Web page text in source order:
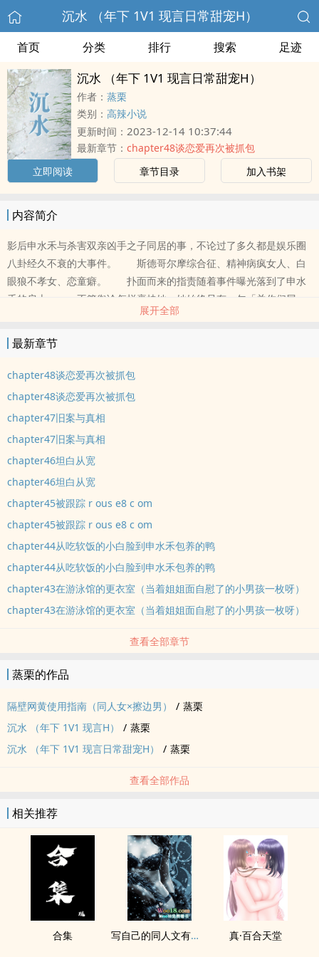
沉水 （年下 1V1 现言日常甜宠H）
首页 分类 排行 搜索 足迹
沉水 （年下 1V1 现言日常甜宠H）
作者： 蒸栗
类别： 高辣小说
更新时间： 2023-12-14 10:37:44
最新章节： chapter48谈恋爱再次被抓包
立即阅读
章节目录 加入书架
内容简介
影后申水禾与杀害双亲凶手之子同居的事，不论过了多久都是娱乐圈
八卦经久不衰的大事件。 斯德哥尔摩综合征、精神病疯女人、白
眼狼不孝女、恋童癖。 扑面而来的指责随着事件曝光落到了申水
禾的肩上。 不管舆论怎样裹挟她，她始终只有一句「关你们屁
事？」 - 本世纪最轰动的预言，玛雅人所说的世界末日正在全
球倒计时，2012年12月21日，少年的世界从天而降一颗流星。 属
于延啸的世界末日早已出现，至于玛雅人，他们怎么会知道从这天
起，谁被谁带入光明的新世界？ 「可我是杀人犯的儿子。」
差/1V1〗 〖男高学习之余还要给生活不能自理的大条女明星做老
公，好辛苦，等你高考完就奖励你吃顿好的！〗
展开全部
最新章节
chapter48谈恋爱再次被抓包
chapter48谈恋爱再次被抓包
chapter47旧案与真相
chapter47旧案与真相
chapter46坦白从宽
chapter46坦白从宽
chapter45被跟踪 r ous e8 c om
chapter45被跟踪 r ous e8 c om
chapter44从吃软饭的小白脸到申水禾包养的鸭
chapter44从吃软饭的小白脸到申水禾包养的鸭
chapter43在游泳馆的更衣室（当着姐姐面自慰了的小男孩一枚呀）
chapter43在游泳馆的更衣室（当着姐姐面自慰了的小男孩一枚呀）
查看全部章节
蒸栗的作品
隔壁网黄使用指南（同人女×擦边男） / 蒸栗
沉水 （年下 1V1 现言H）
/ 蒸栗
沉水 （年下 1V1 现言日常甜宠H）
/ 蒸栗
查看全部作品
相关推荐
合集 写自己的同人文有什么问题！（NP） 真·百合天堂